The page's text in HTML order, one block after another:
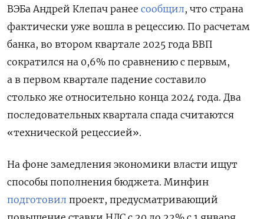
ВЭБа Андрей Клепач ранее сообщил, что страна
фактически уже вошла в рецессию. По расчетам
банка, во втором квартале 2025 года ВВП
сократился на 0,6% по сравнению с первым,
а в первом квартале падение составило
столько же относительно конца 2024 года. Два
последовательных квартала спада считаются
«технической рецессией».
На фоне замедления экономики власти ищут
способы пополнения бюджета. Минфин
подготовил проект, предусматривающий